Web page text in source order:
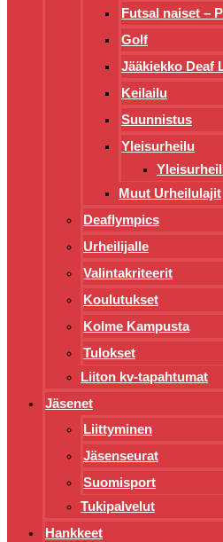
Futsal naiset –
Golf
Jääkiekko Deaf
Keilailu
Suunnistus
Yleisurheilu
Muut Urheilulajit
Deaflympics
Urheilijalle
Valintakriteerit
Koulutukset
Kolme Kampusta
Tulokset
Liiton kv-tapahtumat
Jäsenet
Liittyminen
Jäsenseurat
Suomisport
Tukipalvelut
Hankkeet